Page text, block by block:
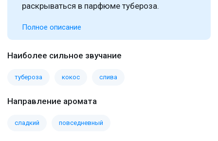
раскрываться в парфюме тубероза.
Полное описание
Наиболее сильное звучание
тубероза кокос слива
Направление аромата
сладкий повседневный